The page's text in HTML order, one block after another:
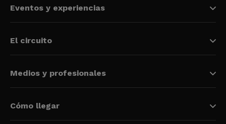
Eventos y experiencias
El circuito
Medios y profesionales
Cómo llegar